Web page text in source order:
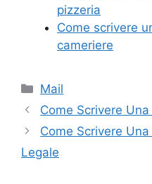
pizzeria
Come scrivere
cameriere
Categorie
Mail
Come Scrivere
Come Scrivere
Legale